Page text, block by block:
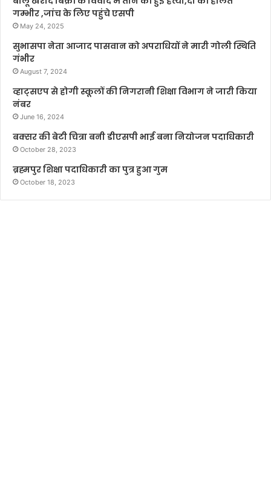
गम्भीर ,जांच के लिए पहुंचे एसपी
May 24, 2025
सुभासपा नेता आजाद पासवान को अपराधियों ने मारी गोली स्थिति
गंभीर
August 7, 2024
व्हाट्सएप से होगी स्कूलों की निगरानी शिक्षा विभाग ने जारी किया
नंबर
June 16, 2024
बक्सर की बेटी चित्रा बनी डीएसपी भाई बना नियोजन पदाधिकारी
October 28, 2023
ब्रह्मपुर शिक्षा पदाधिकारी का पुत्र हुआ गुम
October 18, 2023